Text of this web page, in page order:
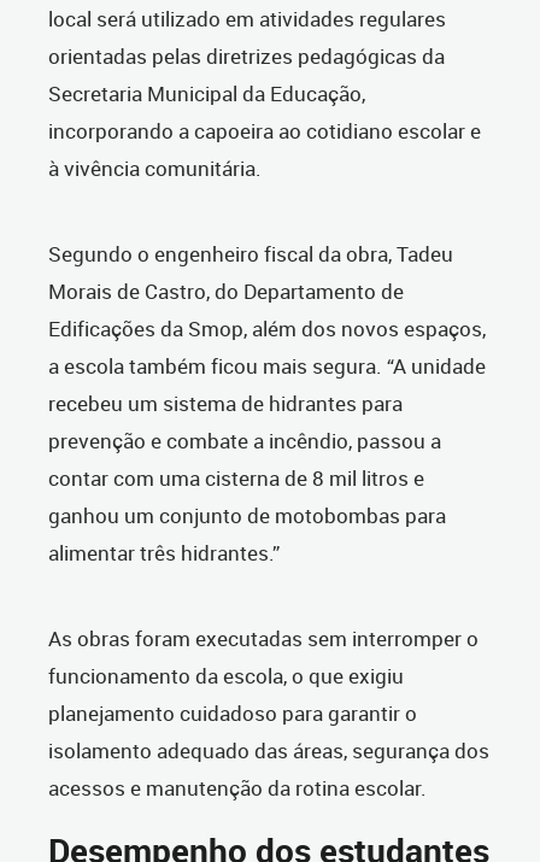
local será utilizado em atividades regulares
orientadas pelas diretrizes pedagógicas da
Secretaria Municipal da Educação,
incorporando a capoeira ao cotidiano escolar e
à vivência comunitária.
Segundo o engenheiro fiscal da obra, Tadeu
Morais de Castro, do Departamento de
Edificações da Smop, além dos novos espaços,
a escola também ficou mais segura. “A unidade
recebeu um sistema de hidrantes para
prevenção e combate a incêndio, passou a
contar com uma cisterna de 8 mil litros e
ganhou um conjunto de motobombas para
alimentar três hidrantes.”
As obras foram executadas sem interromper o
funcionamento da escola, o que exigiu
planejamento cuidadoso para garantir o
isolamento adequado das áreas, segurança dos
acessos e manutenção da rotina escolar.
Desempenho dos estudantes